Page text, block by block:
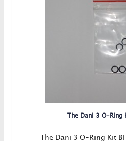
The Dani 3 O-Ring
The Dani 3 O-Ring Kit